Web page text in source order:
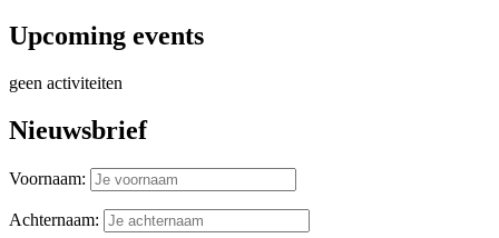
Upcoming events
geen activiteiten
Nieuwsbrief
Voornaam:
Achternaam: